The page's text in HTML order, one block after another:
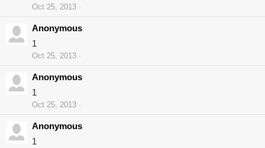
Oct 25, 2013
Anonymous
1
Oct 25, 2013
Anonymous
1
Oct 25, 2013
Anonymous
1